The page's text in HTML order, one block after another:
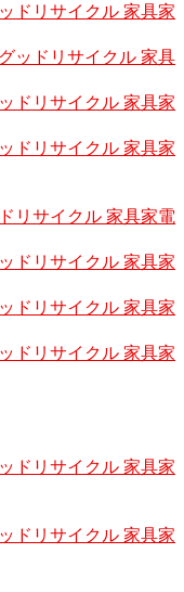
ドリサイクル 家具家
ッドリサイクル 家具
ドリサイクル 家具家
ドリサイクル 家具家
リサイクル 家具家電
ドリサイクル 家具家
ドリサイクル 家具家
ドリサイクル 家具家
ドリサイクル 家具家
ドリサイクル 家具家